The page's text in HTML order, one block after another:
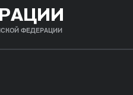
ФЕДЕРАЦИИ